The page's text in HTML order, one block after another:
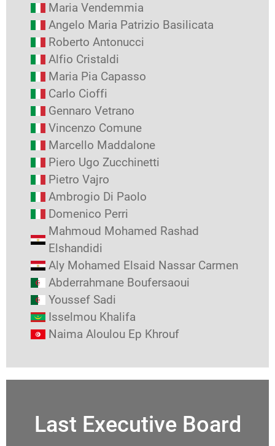
Maria Vendemmia
Angelo Maria Patrizio Basilicata
Roberto Antonucci
Alfio Cristaldi
Maria Pia Capasso
Carlo Cioffi
Gennaro Vetrano
Vincenzo Comune
Marcello Maddalone
Piero Ugo Zucchinetti
Pietro Vajro
Ambrogio Di Paolo
Domenico Perri
Mahmoud Mohamed Rashad
Elshandidi
Aly Mohamed Elsaid Nassar Carmen
Abderrahmane Boufersaoui
Youssef Sadi
Isselmou Khalifa
Naima Aloulou Ep Khrouf
Last Executive Board